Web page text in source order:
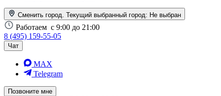
Сменить город. Текущий выбранный город: Не выбран
Работаем с 9:00 до 21:00
8 (495) 159-55-05
Чат
MAX
Telegram
Позвоните мне